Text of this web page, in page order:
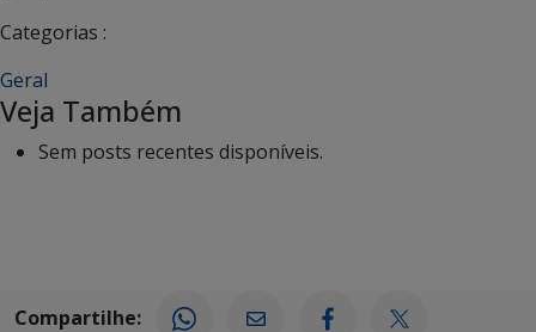
Categorias :
Geral
Veja Também
Sem posts recentes disponíveis.
Compartilhe: